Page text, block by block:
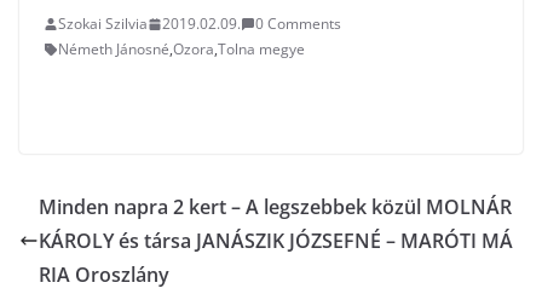
Szokai Szilvia 2019.02.09.
0 Comments
Németh Jánosné,Ozora,Tolna megye
Minden napra 2 kert – A legszebbek közül MOLNÁR
KÁROLY és társa JANÁSZIK JÓZSEFNÉ – MARÓTI MÁ
RIA Oroszlány